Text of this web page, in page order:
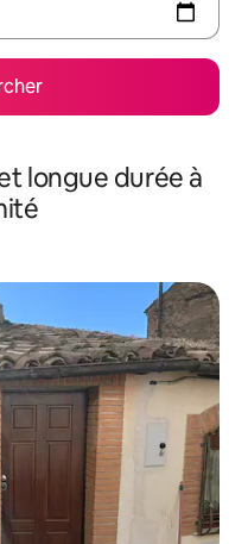
longue durée à